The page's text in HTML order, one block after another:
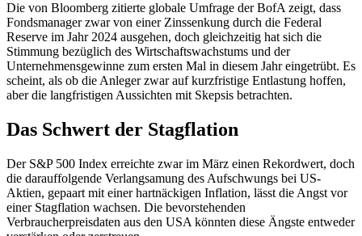
Die von Bloomberg zitierte globale Umfrage der BofA zeigt, dass
Fondsmanager zwar von einer Zinssenkung durch die Federal
Reserve im Jahr 2024 ausgehen, doch gleichzeitig hat sich die
Stimmung bezüglich des Wirtschaftswachstums und der
Unternehmensgewinne zum ersten Mal in diesem Jahr eingetrübt. Es
scheint, als ob die Anleger zwar auf kurzfristige Entlastung hoffen,
aber die langfristigen Aussichten mit Skepsis betrachten.
Das Schwert der Stagflation
Der S&P 500 Index erreichte zwar im März einen Rekordwert, doch
die darauffolgende Verlangsamung des Aufschwungs bei US-
Aktien, gepaart mit einer hartnäckigen Inflation, lässt die Angst vor
einer Stagflation wachsen. Die bevorstehenden
Verbraucherpreisdaten aus den USA könnten diese Ängste entweder